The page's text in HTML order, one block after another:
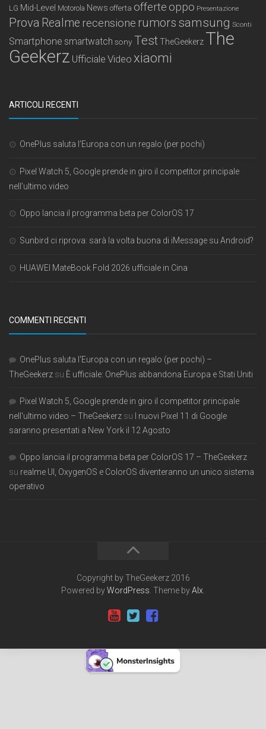
LG Mid-Level Motorola News offerta offerte oppo Presentazione
Prova Realme recensione rumors samsung Sconti
Smartphone smartwatch sony TestTheGeekerz The
Geekerz Ufficiale Video xiaomi
ARTICOLI RECENTI
OnePlus saluta l’Europa con un regalo (per pochi)
Pixel Watch 5, Google prende in giro il competitor principale
nell’ultimo video
Oppo lancia il programma beta per ColorOS 17
Sunbird ci riprova: sarà la volta buona di iMessage su Android?
HUAWEI MateBook Fold 2026 ufficiale in Cina
COMMENTI RECENTI
OnePlus saluta l'Europa con un regalo (per pochi) –
TheGeekerz su È ufficiale: OnePlus abbandona Europa e Stati Uniti
Pixel Watch 5, Google prende in giro il competitor principale
nell'ultimo video – TheGeekerz su
I nuovi Pixel 11 di Google
saranno presentati a New York il 12 Agosto
Oppo lancia il programma beta per ColorOS 17 – TheGeekerz
su realme UI, OxygenOS e ColorOS diventeranno un unico sistema
operativo
Copyright by TheGeekerz 2016
Powered byWordPress . Theme byAlx